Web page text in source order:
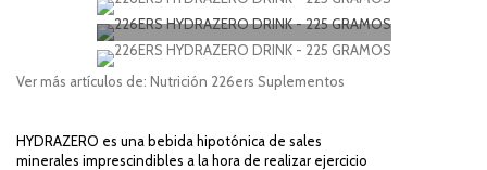
Ver más artículos de: Nutrición 226ers Suplementos
HYDRAZERO es una bebida hipotónica de sales
minerales imprescindibles a la hora de realizar ejercicio